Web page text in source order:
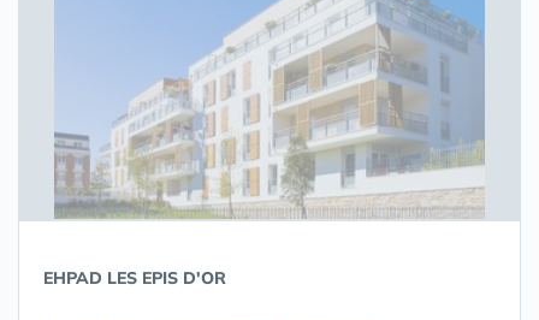
EHPAD LES EPIS D'OR